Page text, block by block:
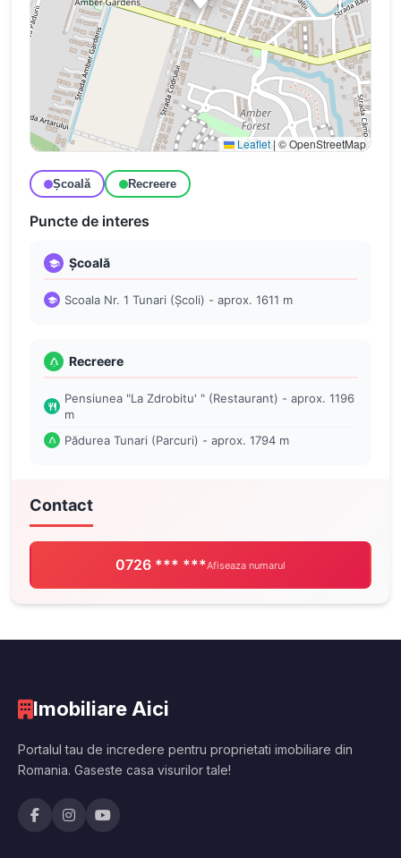
Leaflet | © OpenStreetMap
Școală Recreere
Puncte de interes
Școală
Scoala Nr. 1 Tunari (Școli) - aprox. 1611 m
Recreere
Pensiunea "La Zdrobitu' " (Restaurant) - aprox. 1196
m
Pădurea Tunari (Parcuri) - aprox. 1794 m
Contact
0726 *** ***Afiseaza numarul
Imobiliare Aici
Portalul tau de incredere pentru proprietati imobiliare din
Romania. Gaseste casa visurilor tale!